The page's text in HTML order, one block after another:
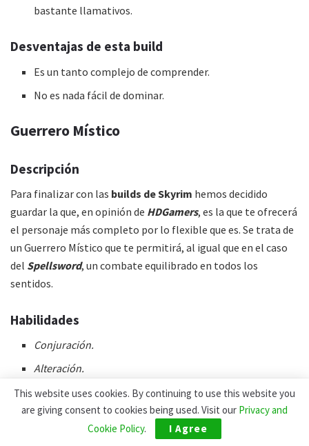
bastante llamativos.
Desventajas de esta build
Es un tanto complejo de comprender.
No es nada fácil de dominar.
Guerrero Místico
Descripción
Para finalizar con las builds de Skyrim hemos decidido
guardar la que, en opinión de HDGamers, es la que te ofrecerá
el personaje más completo por lo flexible que es. Se trata de
un Guerrero Místico que te permitirá, al igual que en el caso
del Spellsword, un combate equilibrado en todos los
sentidos.
Habilidades
Conjuración.
Alteración.
Armadura pesada.
Conédtil.
This website uses cookies. By continuing to use this website you
are giving consent to cookies being used. Visit our Privacy and
Cookie Policy. I Agree